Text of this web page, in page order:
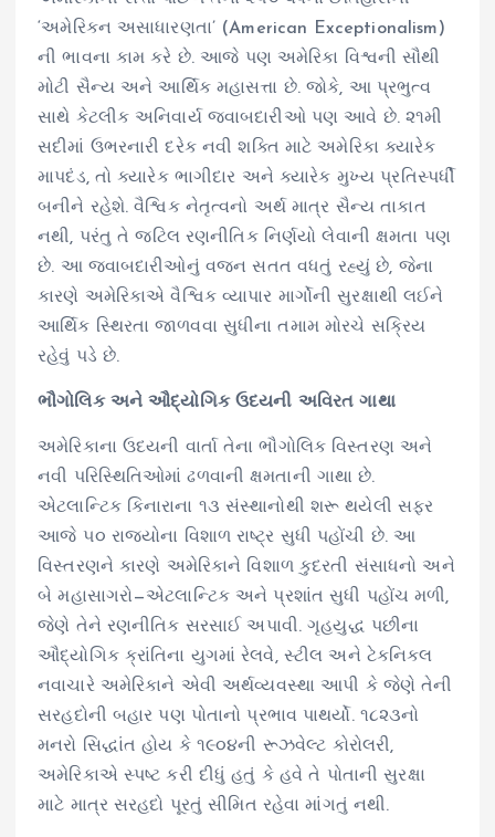
‘અમેરિકન અસાધારણતા’ (American Exceptionalism)
ની ભાવના કામ કરે છે. આજે પણ અમેરિકા વિશ્વની સૌથી
મોટી સૈન્ય અને આર્થિક મહાસત્તા છે. જોકે, આ પ્રભુત્વ
સાથે કેટલીક અનિવાર્ય જવાબદારીઓ પણ આવે છે. ૨૧મી
સદીમાં ઉભરનારી દરેક નવી શક્તિ માટે અમેરિકા ક્યારેક
માપદંડ, તો ક્યારેક ભાગીદાર અને ક્યારેક મુખ્ય પ્રતિસ્પર્ધી
બનીને રહેશે. વૈશ્વિક નેતૃત્વનો અર્થ માત્ર સૈન્ય તાકાત
નથી, પરંતુ તે જટિલ રણનીતિક નિર્ણયો લેવાની ક્ષમતા પણ
છે. આ જવાબદારીઓનું વજન સતત વધતું રહ્યું છે, જેના
કારણે અમેરિકાએ વૈશ્વિક વ્યાપાર માર્ગોની સુરક્ષાથી લઈને
આર્થિક સ્થિરતા જાળવવા સુધીના તમામ મોરચે સક્રિય
રહેવું પડે છે.
ભૌગોલિક અને ઔદ્યોગિક ઉદયની અવિરત ગાથા
અમેરિકાના ઉદયની વાર્તા તેના ભૌગોલિક વિસ્તરણ અને
નવી પરિસ્થિતિઓમાં ઢળવાની ક્ષમતાની ગાથા છે.
એટલાન્ટિક કિનારાના ૧૩ સંસ્થાનોથી શરૂ થયેલી સફર
આજે ૫૦ રાજ્યોના વિશાળ રાષ્ટ્ર સુધી પહોંચી છે. આ
વિસ્તરણને કારણે અમેરિકાને વિશાળ કુદરતી સંસાધનો અને
બે મહાસાગરો—એટલાન્ટિક અને પ્રશાંત સુધી પહોંચ મળી,
જેણે તેને રણનીતિક સરસાઈ અપાવી. ગૃહયુદ્ધ પછીના
ઔદ્યોગિક ક્રાંતિના યુગમાં રેલવે, સ્ટીલ અને ટેકનિકલ
નવાચારે અમેરિકાને એવી અર્થવ્યવસ્થા આપી કે જેણે તેની
સરહદોની બહાર પણ પોતાનો પ્રભાવ પાથર્યો. ૧૮૨૩નો
મનરો સિદ્ધાંત હોય કે ૧૯૦૪ની રૂઝવેલ્ટ કોરોલરી,
અમેરિકાએ સ્પષ્ટ કરી દીધું હતું કે હવે તે પોતાની સુરક્ષા
માટે માત્ર સરહદો પૂરતું સીમિત રહેવા માંગતું નથી.